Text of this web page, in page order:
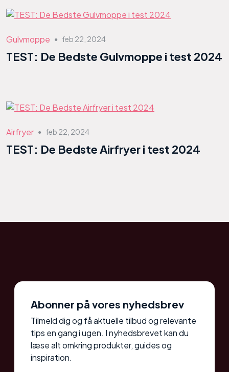
Gulvmoppe ● feb 22, 2024
TEST: De Bedste Gulvmoppe i test 2024
Airfryer ● feb 22, 2024
TEST: De Bedste Airfryer i test 2024
Abonner på vores nyhedsbrev
Tilmeld dig og få aktuelle tilbud og relevante
tips en gang i ugen. I nyhedsbrevet kan du
læse alt omkring produkter, guides og
inspiration.